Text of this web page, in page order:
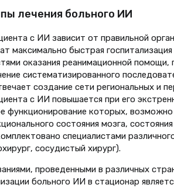
лечения больного ИИ
с ИИ зависит от правильной
максимально быстрая
оказания реанимационной помощи,
систематизированного
создание сети региональных и
с ИИ повышается при его
функционирование которых,
состояния мозга,
специалистами
сосудистый хирург).
проведенными в различных
больного ИИ в стационар